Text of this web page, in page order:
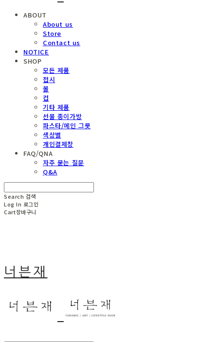
ABOUT
About us
Store
Contact us
NOTICE
SHOP
모든 제품
접시
볼
컵
기타 제품
선물 종이가방
파스타/메인 그릇
색상별
개인결제창
FAQ/QNA
자주 묻는 질문
Q&A
Search 검색
Log In 로그인
Cart장바구니
너븐재